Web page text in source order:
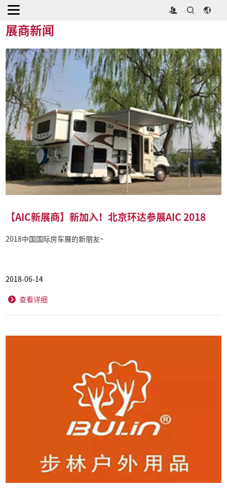
首页
展商新闻
【AIC新展商】新加入！北京环达参展AIC 2018
2018中国国际房车展的新朋友~
2018-06-14
查看详细